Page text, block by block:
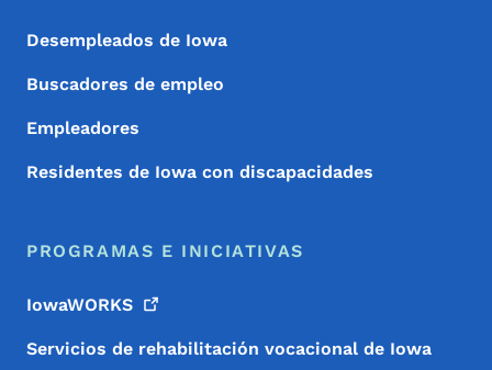
Desempleados de Iowa
Buscadores de empleo
Empleadores
Residentes de Iowa con discapacidades
PROGRAMAS E INICIATIVAS
IowaWORKS
Servicios de rehabilitación vocacional de Iowa